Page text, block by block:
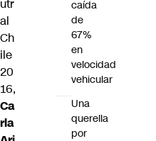
utr
al
Ch
ile
20
16,
Ca
rla
caída
de
67%
en
velocidad
vehicular
Una
querella
por